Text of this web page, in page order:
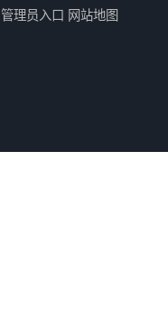
管理员入口 网站地图